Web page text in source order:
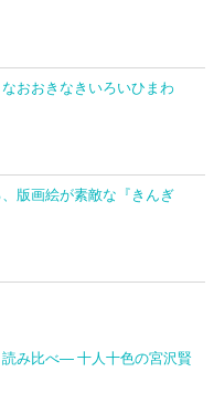
おおきなきいろいひまわ
版画絵が素敵な『きんぎ
み比べ― 十人十色の宮沢賢